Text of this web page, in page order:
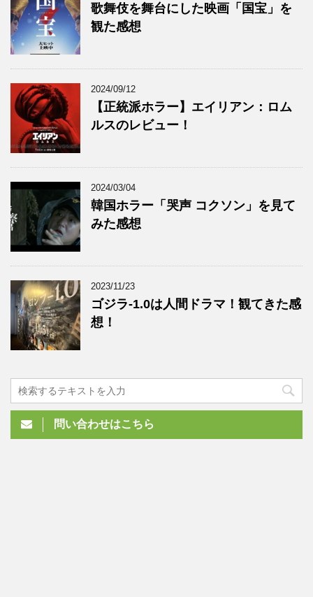
歌舞伎を舞台にした映画「国宝」を
観た感想
2024/09/12
【正統派ホラー】エイリアン：ロム
ルスのレビュー！
2024/03/04
韓国ホラー「哭声 コクソン」を見て
みた感想
2023/11/23
ゴジラ-1.0は人間ドラマ！観てきた感
想！
問い合わせはこちら